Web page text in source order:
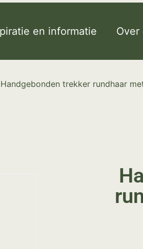
en informatie Over
trekker rundhaar